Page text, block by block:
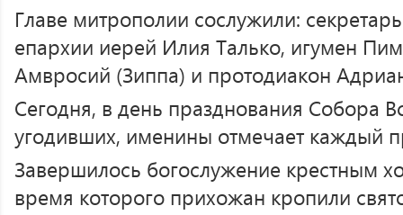
Главе митрополии сослужили:
епархии иерей Илия Талько, игумен
Амвросий (Зиппа) и протодиакон
Сегодня, в день празднования Собора
угодивших, именины отмечает каждый
Завершилось богослужение крестным
время которого прихожан кропили